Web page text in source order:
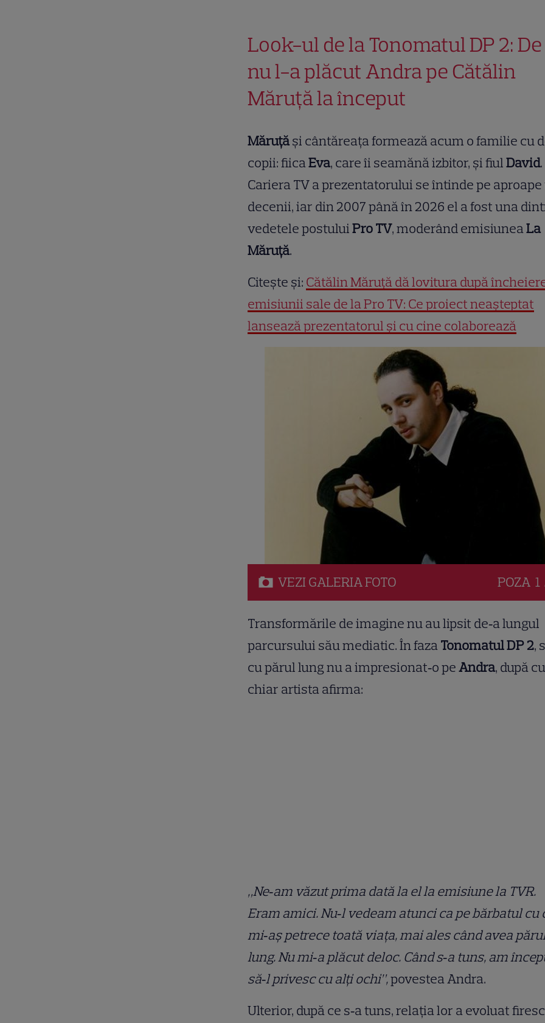
Look-ul de la Tonomatul DP 2:
nu l-a plăcut Andra pe Cătălin
Măruță la început
Măruțăși cântăreața formează acum o familie cu
copii: fiicaEva, care îi seamănă izbitor, și fiulDavid.
Cariera TV a prezentatorului se întinde pe
decenii, iar din 2007 până în 2026 el a fost una
vedetele postuluiPro TV, moderând emisiuneaLa
Măruță.
Citește și: Cătălin Măruță dă lovitura după
emisiunii sale de la Pro TV: Ce proiect neașteptat
lansează prezentatorul și cu cine colaborează
VEZI GALERIAFOTO POZA 1
Transformările de imagine nu au lipsit de‑a lungul
parcursului său mediatic. În fazaTonomatul DP 2,
cu părul lung nu a impresionat‑o peAndra, după
chiar artista afirma:
„Ne‑am văzut prima dată la el la emisiune la TVR.
Eram amici. Nu‑l vedeam atunci ca pe bărbatul cu
mi‑aș petrece toată viața, mai ales când avea
lung. Nu mi‑a plăcut deloc. Când s‑a tuns, am
să‑l privesc cu alți ochi”,povestea Andra.
Ulterior, după ce s‑a tuns, relația lor a evoluat